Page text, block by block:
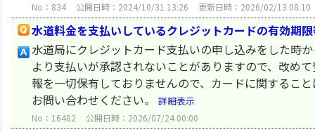
No：834 公開日時：2024/10/31 13:26 更新日時：2026/02/13 08:10
水道料金を支払いしているクレジットカードの有効期
水道局にクレジットカード支払いの申し込みをした時
より支払いが承認されないことがありますので、改め
報を一切保有しておりませんので、カードに関するこ
お問い合わせください。
詳細表示
No：16482 公開日時：2026/07/24 00:00